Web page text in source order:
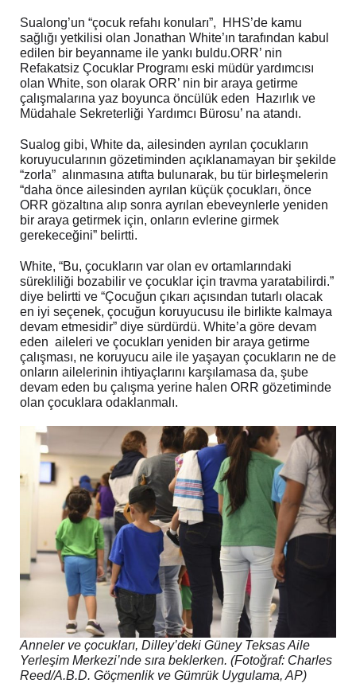
Sualong’un “çocuk refahı konuları”, HHS’de kamu
sağlığı yetkilisi olan Jonathan White’ın tarafından kabul
edilen bir beyanname ile yankı buldu.ORR’ nin
Refakatsiz Çocuklar Programı eski müdür yardımcısı
olan White, son olarak ORR’ nin bir araya getirme
çalışmalarına yaz boyunca öncülük eden Hazırlık ve
Müdahale Sekreterliği Yardımcı Bürosu’ na atandı.
Sualog gibi, White da, ailesinden ayrılan çocukların
koruyucularının gözetiminden açıklanamayan bir şekilde
“zorla” alınmasına atıfta bulunarak, bu tür birleşmelerin
“daha ​​önce ailesinden ayrılan küçük çocukları, önce
ORR gözaltına alıp sonra ayrılan ebeveynlerle yeniden
bir araya getirmek için, onların evlerine girmek
gerekeceğini” belirtti.
White, “Bu, çocukların var olan ev ortamlarındaki
sürekliliği bozabilir ve çocuklar için travma yaratabilirdi.”
diye belirtti ve “Çocuğun çıkarı açısından tutarlı olacak
en iyi seçenek, çocuğun koruyucusu ile birlikte kalmaya
devam etmesidir” diye sürdürdü. White’a göre devam
eden aileleri ve çocukları yeniden bir araya getirme
çalışması, ne koruyucu aile ile yaşayan çocukların ne de
onların ailelerinin ihtiyaçlarını karşılamasa da, şube
devam eden bu çalışma yerine halen ORR gözetiminde
olan çocuklara odaklanmalı.
Anneler ve çocukları, Dilley’deki Güney Teksas Aile
Yerleşim Merkezi’nde sıra beklerken. (Fotoğraf: Charles
Reed/A.B.D. Göçmenlik ve Gümrük Uygulama, AP)